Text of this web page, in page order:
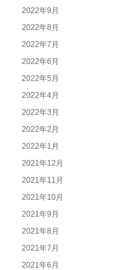
2022年9月
2022年8月
2022年7月
2022年6月
2022年5月
2022年4月
2022年3月
2022年2月
2022年1月
2021年12月
2021年11月
2021年10月
2021年9月
2021年8月
2021年7月
2021年6月